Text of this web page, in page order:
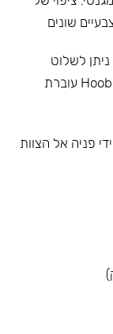
שונים
לשלוט
בסחיבה על ידי דיפיוזר. כל נרגילה של חברת Hoob עוברת
פניה אל הצוות